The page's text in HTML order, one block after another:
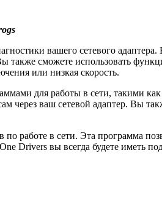
вашего сетевого
также сможете использовать
или низкая скорость.
для работы в сети, такими
через ваш сетевой адаптер. Вы
работе в сети. Эта программа
Drivers вы всегда будете иметь